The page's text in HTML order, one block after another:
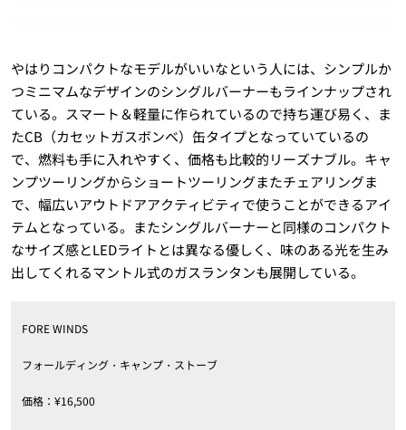
やはりコンパクトなモデルがいいなという人には、シンプルか
つミニマムなデザインのシングルバーナーもラインナップされ
ている。スマート＆軽量に作られているので持ち運び易く、ま
たCB（カセットガスボンベ）缶タイプとなっていているの
で、燃料も手に入れやすく、価格も比較的リーズナブル。キャ
ンプツーリングからショートツーリングまたチェアリングま
で、幅広いアウトドアアクティビティで使うことができるアイ
テムとなっている。またシングルバーナーと同様のコンパクト
なサイズ感とLEDライトとは異なる優しく、味のある光を生み
出してくれるマントル式のガスランタンも展開している。
FORE WINDS
フォールディング・キャンプ・ストーブ
価格：¥16,500